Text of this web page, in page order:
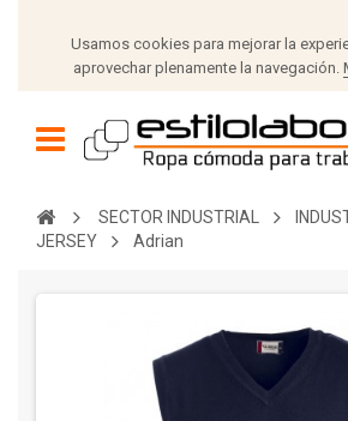
Usamos cookies para mejorar la
aprovechar plenamente la navegación.
SECTOR INDUSTRIAL
JERSEY
Adrian